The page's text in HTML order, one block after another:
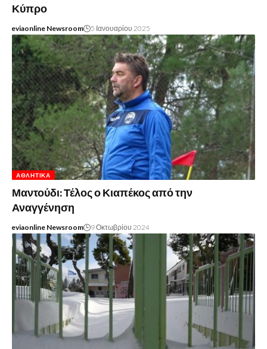
Κύπρο
eviaonline Newsroom 5 Ιανουαρίου 2025
ΑΘΛΗΤΙΚΆ
Μαντούδι: Τέλος ο Κιαπέκος από την
Αναγγένηση
eviaonline Newsroom 9 Οκτωβρίου 2024